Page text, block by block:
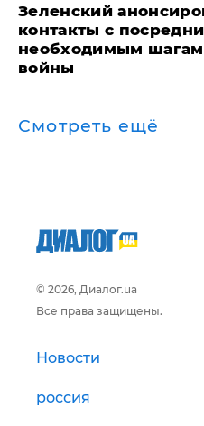
Зеленский
контакты с
необходимым
войны
Смотреть ещё
© 2026, Диалог.ua
Все права защищены.
Новости
россия